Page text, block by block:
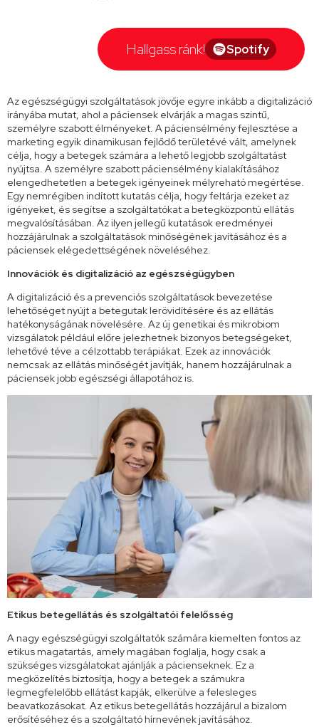
Hallgass ránk! Spotify
Az egészségügyi szolgáltatások jövője egyre inkább a digitalizáció
irányába mutat, ahol a páciensek elvárják a magas szintű,
személyre szabott élményeket. A páciensélmény fejlesztése a
marketing egyik dinamikusan fejlődő területévé vált, amelynek
célja, hogy a betegek számára a lehető legjobb szolgáltatást
nyújtsa. A személyre szabott páciensélmény kialakításához
elengedhetetlen a betegek igényeinek mélyreható megértése.
Egy nemrégiben indított kutatás célja, hogy feltárja ezeket az
igényeket, és segítse a szolgáltatókat a betegközpontú ellátás
megvalósításában. Az ilyen jellegű kutatások eredményei
hozzájárulnak a szolgáltatások minőségének javításához és a
páciensek elégedettségének növeléséhez.
Innovációk és digitalizáció az egészségügyben
A digitalizáció és a prevenciós szolgáltatások bevezetése
lehetőséget nyújt a betegutak lerövidítésére és az ellátás
hatékonyságának növelésére. Az új genetikai és mikrobiom
vizsgálatok például előre jelezhetnek bizonyos betegségeket,
lehetővé téve a célzottabb terápiákat. Ezek az innovációk
nemcsak az ellátás minőségét javítják, hanem hozzájárulnak a
páciensek jobb egészségi állapotához is.
Etikus betegellátás és szolgáltatói felelősség
A nagy egészségügyi szolgáltatók számára kiemelten fontos az
etikus magatartás, amely magában foglalja, hogy csak a
szükséges vizsgálatokat ajánlják a pácienseknek. Ez a
megközelítés biztosítja, hogy a betegek a számukra
legmegfelelőbb ellátást kapják, elkerülve a felesleges
beavatkozásokat. Az etikus betegellátás hozzájárul a bizalom
erősítéséhez és a szolgáltató hírnevének javításához.